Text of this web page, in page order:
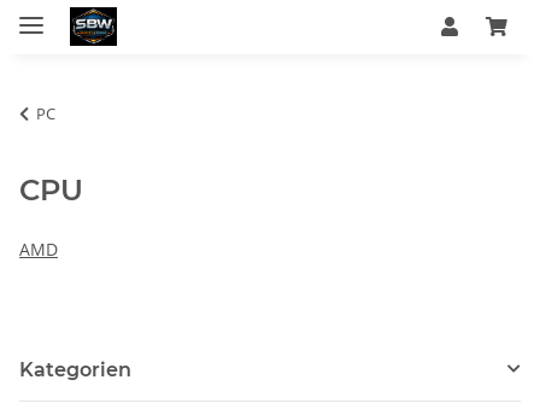
PC
CPU
AMD
Kategorien